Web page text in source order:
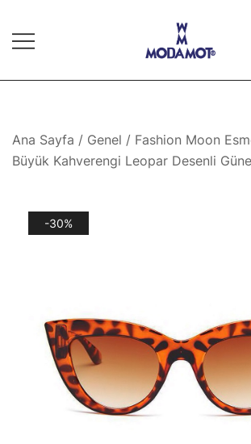
content
Modamot E-
Ana Sayfa / Genel / Fashion Moon
Büyük Kahverengi Leopar Desenli
-30%